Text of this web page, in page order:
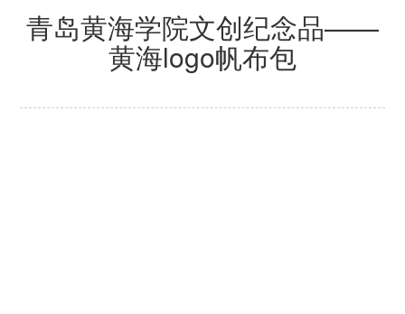
青岛黄海学院文创纪念品——
黄海logo帆布包